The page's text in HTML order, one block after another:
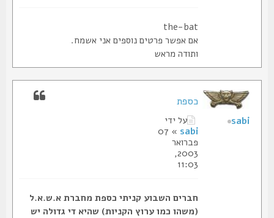
the-bat
אם אפשר פרטים נוספים אני אשמח.
ותודה מראש
כספת
על ידי
» 07
פברואר
2003,
11:03
חברים השבוע קניתי כספת מחברת א.ש.א.ל
(משהו כמו ערוץ הקניות) שהיא די גדולה יש